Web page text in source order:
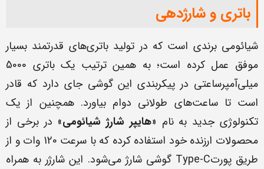
باتری و شارژدهی
شیائومی برندی است که در تولید باتری‌های قدرتمند بسیار
موفق عمل کرده است؛ به همین ترتیب یک باتری 5000
میلی‌آمپرساعتی در پیکربندی این گوشی جای دارد که قادر
است تا ساعت‌های طولانی دوام بیاورد. همچنین از یک
تکنولوژی جدید به نام «هایپر شارژ شیائومی» در برخی از
محصولات ارزنده خود استفاده کرده که با سرعت 120 وات و از
طریق پورتType-C گوشی شارژ می‌شود. این شارژر به همراه